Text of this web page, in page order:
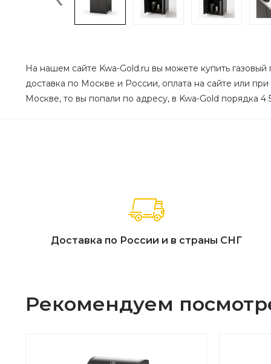
На нашем сайте Kwa-Gold.ru вы можете купить
доставка по Москве и России, оплата на сайте или
Москве, то вы попали по адресу, в Kwa-Gold порядка 4
Доставка по России и в страны СНГ
Рекомендуем